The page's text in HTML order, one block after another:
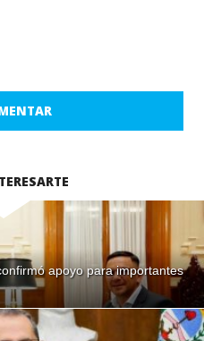
apoyo para importantes